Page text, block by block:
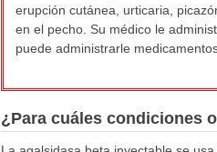
erupción cutánea, urticaria,
en el pecho. Su médico le
puede administrarle
¿Para cuáles condiciones